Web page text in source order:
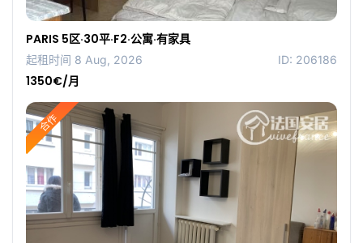
PARIS 5区·30平·F2·公寓·有家具
起租时间 8 Aug, 2026 ID: 206186
1350€/月
合作